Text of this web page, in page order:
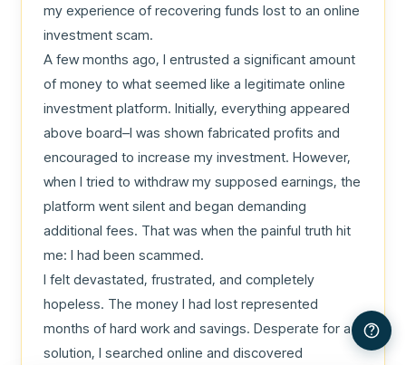
my experience of recovering funds lost to an online
investment scam.
A few months ago, I entrusted a significant amount
of money to what seemed like a legitimate online
investment platform. Initially, everything appeared
above board–I was shown fabricated profits and
encouraged to increase my investment. However,
when I tried to withdraw my supposed earnings, the
platform went silent and began demanding
additional fees. That was when the painful truth hit
me: I had been scammed.
I felt devastated, frustrated, and completely
hopeless. The money I had lost represented
months of hard work and savings. Desperate for a
solution, I searched online and discovered